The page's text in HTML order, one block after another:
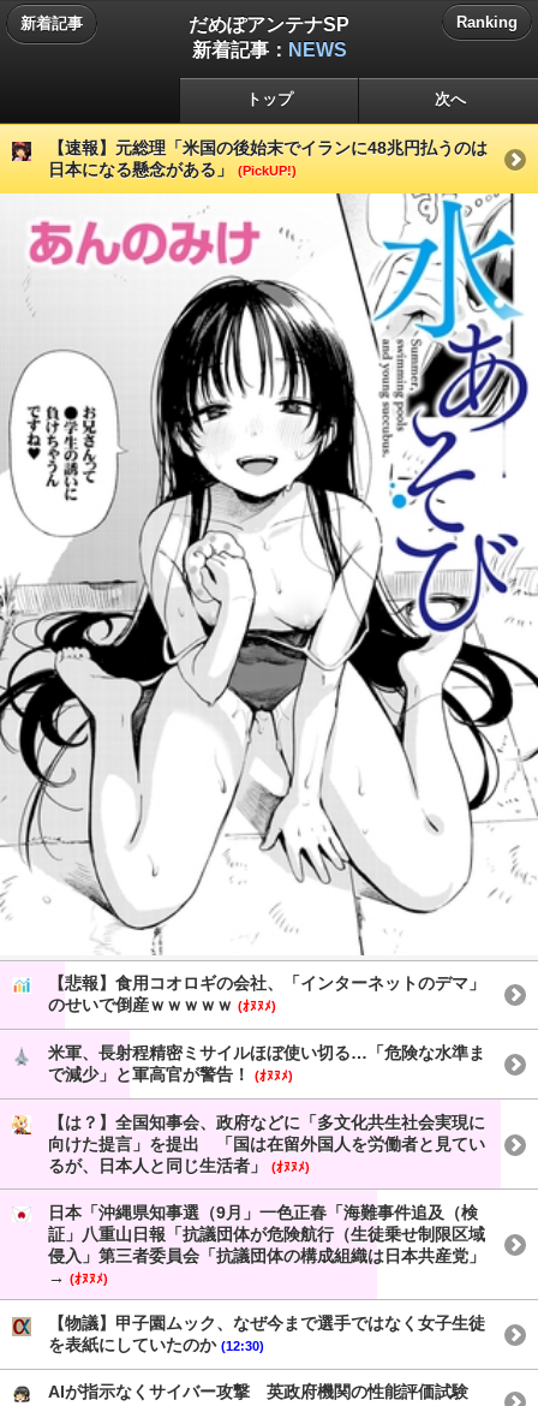
新着記事
だめぽアンテナSP
新着記事： NEWS
Ranking
トップ 次へ
【速報】元総理「米国の後始末でイランに48兆円払うのは
日本になる懸念がある」
(PickUP!)
【悲報】食用コオロギの会社、「インターネットのデマ」
のせいで倒産ｗｗｗｗｗ (ｵﾇﾇﾒ)
米軍、長射程精密ミサイルほぼ使い切る…「危険な水準ま
で減少」と軍高官が警告！
(ｵﾇﾇﾒ)
【は？】全国知事会、政府などに「多文化共生社会実現に
向けた提言」を提出 「国は在留外国人を労働者と見てい
るが、日本人と同じ生活者」
(ｵﾇﾇﾒ)
日本「沖縄県知事選（9月」一色正春「海難事件追及（検
証」八重山日報「抗議団体が危険航行（生徒乗せ制限区域
侵入」第三者委員会「抗議団体の構成組織は日本共産党」
→ (ｵﾇﾇﾒ)
【物議】甲子園ムック、なぜ今まで選手ではなく女子生徒
を表紙にしていたのか (12:30)
AIが指示なくサイバー攻撃 英政府機関の性能評価試験